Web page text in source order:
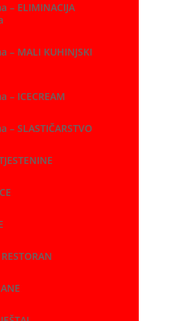
– ELIMINACIJA
MALI KUHINJSKI
ICECREAM
SLASTIČARSTVO